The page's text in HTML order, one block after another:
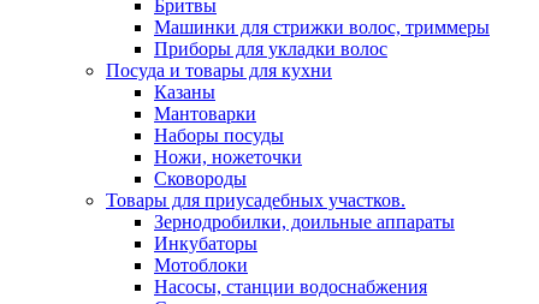
Бритвы
Машинки для стрижки волос, триммеры
Приборы для укладки волос
Посуда и товары для кухни
Казаны
Мантоварки
Наборы посуды
Ножи, ножеточки
Сковороды
Товары для приусадебных участков.
Зернодробилки, доильные аппараты
Инкубаторы
Мотоблоки
Насосы, станции водоснабжения